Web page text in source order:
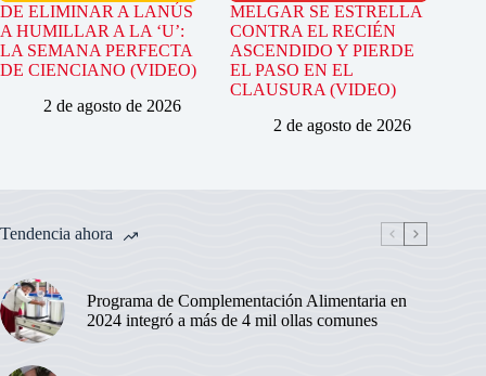
DE ELIMINAR A LANÚS
A HUMILLAR A LA ‘U’:
LA SEMANA PERFECTA
DE CIENCIANO (VIDEO)
2 de agosto de 2026
MELGAR SE ESTRELLA
CONTRA EL RECIÉN
ASCENDIDO Y PIERDE
EL PASO EN EL
CLAUSURA (VIDEO)
2 de agosto de 2026
Tendencia ahora
Programa de Complementación Alimentaria en
2024 integró a más de 4 mil ollas comunes